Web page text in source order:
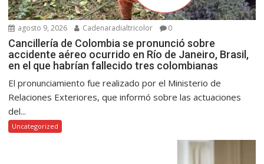
agosto 9, 2026 Cadenaradialtricolor 0
Cancillería de Colombia se pronunció sobre
accidente aéreo ocurrido en Río de Janeiro, Brasil,
en el que habrían fallecido tres colombianas
El pronunciamiento fue realizado por el Ministerio de
Relaciones Exteriores, que informó sobre las actuaciones
del...
Uncategorized